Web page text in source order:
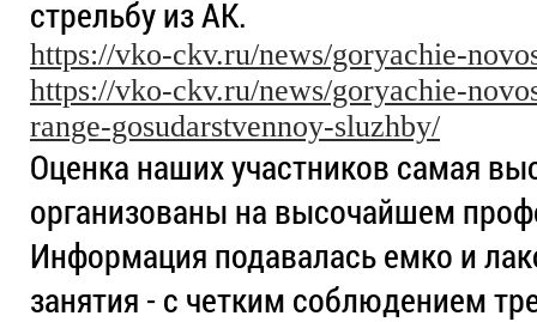
стрельбу из АК.
https://vko-ckv.ru/news/goryachie-
https://vko-ckv.ru/news/goryachie-
range-gosudarstvennoy-sluzhby/
Оценка наших участников самая
организованы на высочайшем
Информация подавалась емко и
занятия - с четким соблюдением